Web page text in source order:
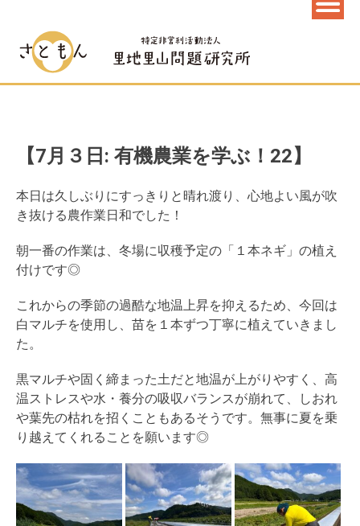
【7月３日: 有機農業を学ぶ！22】
本日は久しぶりにすっきりと晴れ渡り、心地よい風が吹
き抜ける農作業日和でした！
朝一番の作業は、冬場に収穫予定の「１本ネギ」の植え
付けです◎
これからの季節の過酷な地温上昇を抑えるため、今回は
白マルチを使用し、苗を１本ずつ丁寧に植えていきまし
た。
黒マルチや固く締まった土だと地温が上がりやすく、高
温ストレスや水・養分の吸収バランスが崩れて、しおれ
や葉先の枯れを招くこともあるそうです。無事に夏を乗
り越えてくれることを願います◎